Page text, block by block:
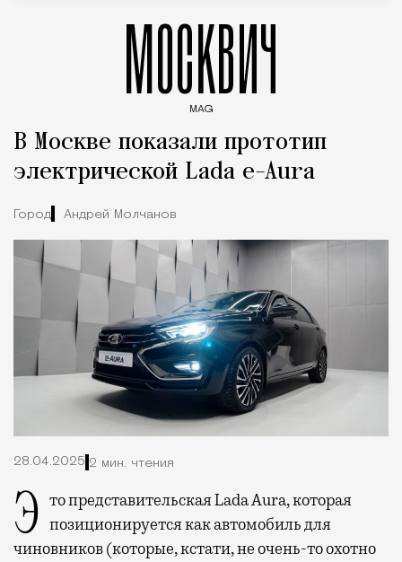
МОСКВИЧ
MAG
В Москве показали прототип
электрической Lada e-Aura
Город Андрей Молчанов
28.04.2025 2 мин. чтения
Это представительская Lada Aura, которая позиционируется как автомобиль для
чиновников (которые, кстати, не очень-то охотно